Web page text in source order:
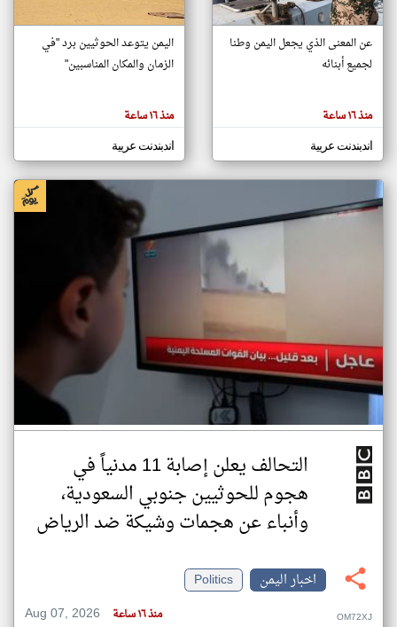
تغيير الدولة
اخبار اليمن على مدار الساعة
أهم اخبار اليمن العاجلة والمباشرة
هنا عن
وجهة
كاتبيها.
عن المعنى الذي يجعل اليمن وطنا
لجميع أبنائه
منذ ١٦ ساعة
اندبندنت عربية
اليمن يتوعد الحوثيين برد "في
الزمان والمكان المناسبين"
منذ ١٦ ساعة
اندبندنت عربية
التحالف يعلن إصابة 11 مدنياً في
هجوم للحوثيين جنوبي السعودية،
وأنباء عن هجمات وشيكة ضد الرياض
اخبار اليمن
Politics
Aug 07, 2026
منذ ١٦ ساعة OM72XJ
klyoum.com